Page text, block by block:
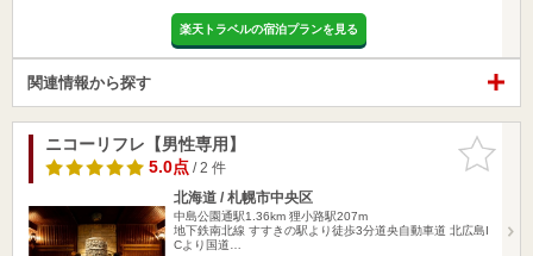
楽天トラベルの宿泊プランを見る
関連情報から探す
お気に入
りに追加
ニコーリフレ【男性専用】
5.0点/ 2 件
北海道 / 札幌市中央区
中島公園通駅1.36km 狸小路駅207m
地下鉄南北線 すすきの駅より徒歩3分道央自動車道 北広島I
Cより国道…